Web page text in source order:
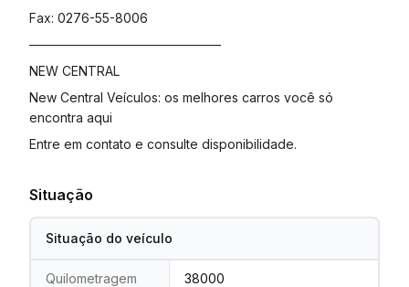
Fax: 0276-55-8006
———————————————
NEW CENTRAL
New Central Veículos: os melhores carros você só
encontra aqui
Entre em contato e consulte disponibilidade.
Situação
Situação do veículo
Quilometragem 38000